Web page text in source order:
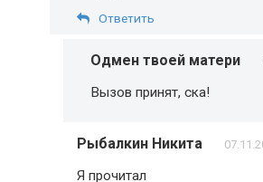
Ответить
Одмен твоей матери
Вызов принят, ска!
Рыбалкин Никита
Я прочитал